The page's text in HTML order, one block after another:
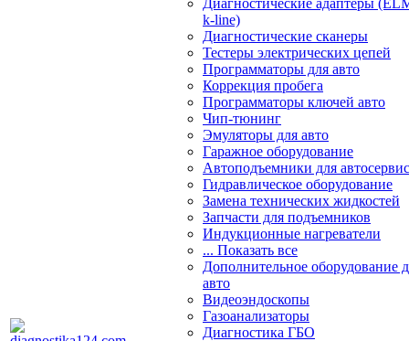
Диагностические адаптеры
k-line)
Диагностические сканеры
Тестеры электрических цепей
Программаторы для авто
Коррекция пробега
Программаторы ключей авто
Чип-тюнинг
Эмуляторы для авто
Гаражное оборудование
Автоподъемники для
Гидравлическое оборудование
Замена технических жидкостей
Запчасти для подъемников
Индукционные нагреватели
... Показать все
Дополнительное оборудование
авто
Видеоэндоскопы
Газоанализаторы
Диагностика ГБО